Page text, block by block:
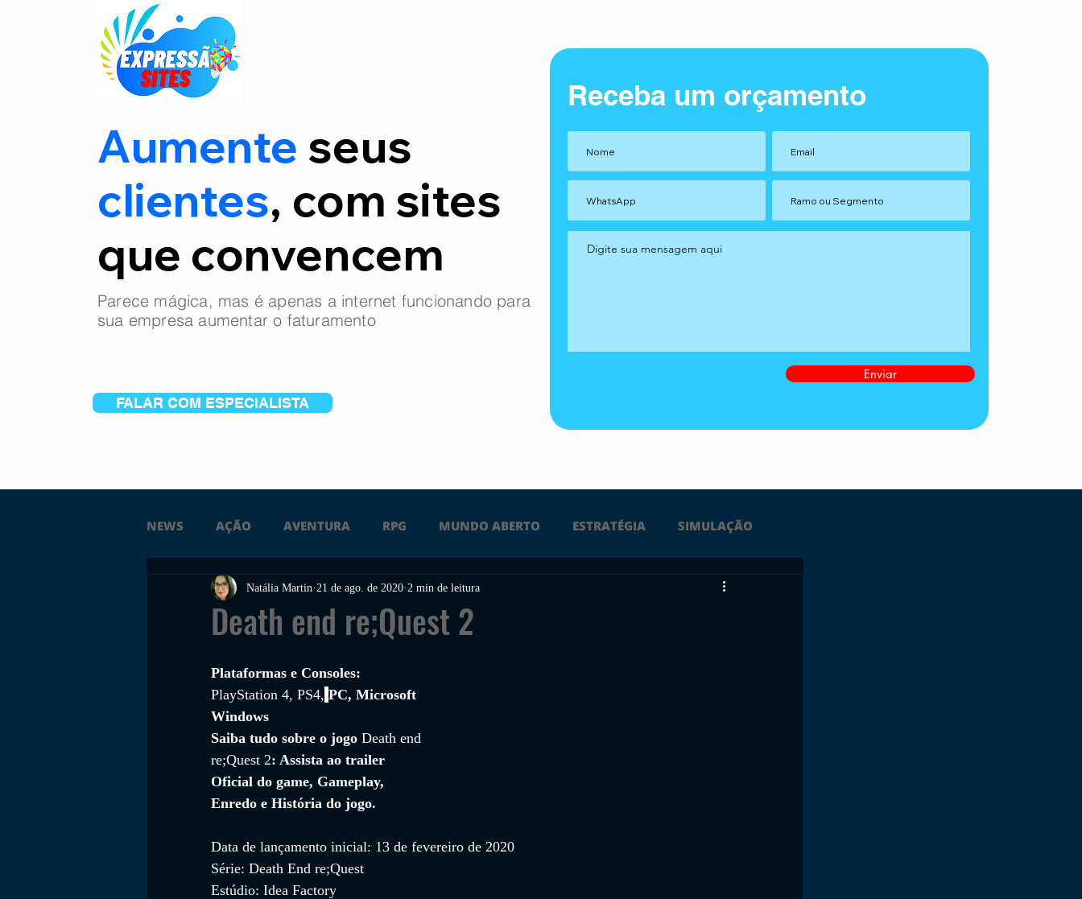
Aumente seus
clientes, com sites
que convencem
Parece mágica, mas é apenas a internet funcionando para
sua empresa aumentar o faturamento
FALAR COM ESPECIALISTA
Receba um orçamento
Enviar
NEWS AÇÃO AVENTURA RPG MUNDO ABERTO ESTRATÉGIA SIMULAÇÃO
FICÇÃO TERROR PC PS4 PS5 ÚLTIMAS
SOBREVIVÊNCIA
FILMES
Death end re;Quest 2
Natália Martin 21 de ago. de 2020 2 min de leitura
Plataformas e Consoles:
PlayStation 4, PS4, PC, Microsoft
Windows
Saiba tudo sobre o jogo Death end
re;Quest 2: Assista ao trailer
Oficial do game, Gameplay,
Enredo e História do jogo.
Data de lançamento inicial: 13 de fevereiro de 2020
Série: Death End re;Quest
Estúdio: Idea Factory